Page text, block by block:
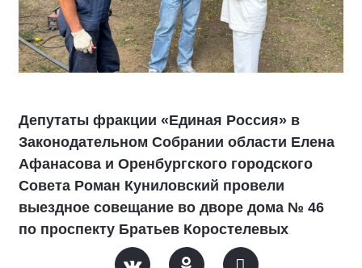
Депутаты фракции «Единая Россия» в
Законодательном Собрании области Елена
Афанасова и Оренбургского городского
Совета Роман Куниловский провели
выездное совещание во дворе дома № 46
по проспекту Братьев Коростелевых